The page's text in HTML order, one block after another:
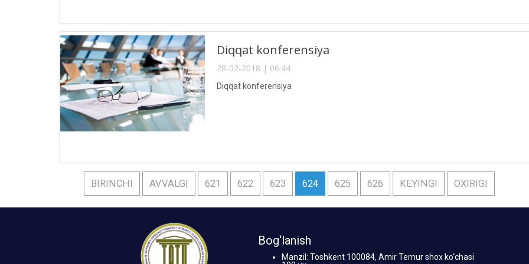
Diqqat konferensiya
28-02-2018 | 06:44
Diqqat konferensiya
BIRINCHI AVVALGI 621 622 623 624 625 626 KEYINGI OXIRIGI
Bog‘lanish
Manzil: Toshkent 100084, Amir Temur shox ko‘chasi